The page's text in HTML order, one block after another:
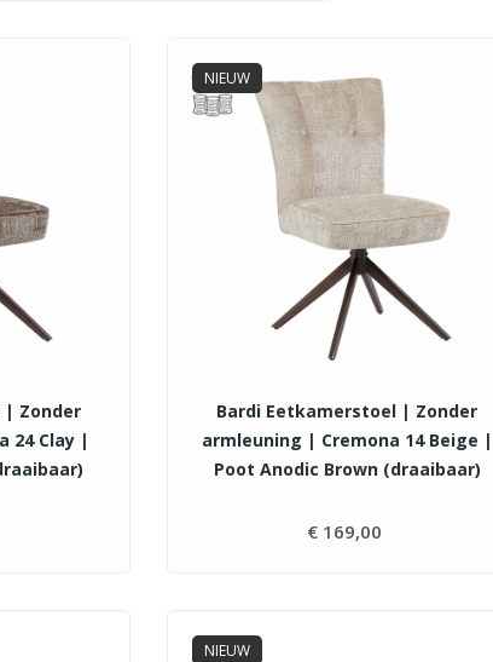
| Zonder
24 Clay |
NIEUW
Bardi Eetkamerstoel | Zonder
armleuning | Cremona 14 Beige |
Poot Anodic Brown (draaibaar)
€ 169,00
NIEUW